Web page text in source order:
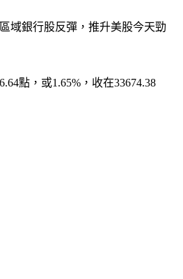
域銀行股反彈，推升美股今天勁
點，或1.65%，收在33674.38